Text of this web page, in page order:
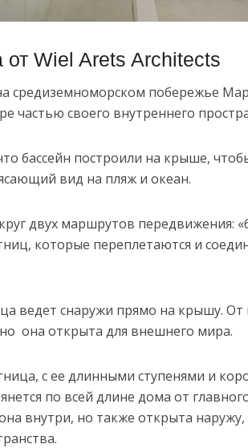
Wiel Arets Architects
средиземноморском побережье
частью своего внутреннего
бассейн построили на крыше,
вид на пляж и океан.
двух маршрутов передвижения:
которые переплетаются и
ведет снаружи прямо на крышу. От
она открыта для внешнего мира.
с ее длинными ступенями и
по всей длине дома от
внутри, но также открыта наружу,